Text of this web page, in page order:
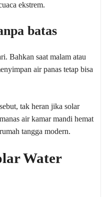
ekstrem.
batas
Bahkan saat malam atau
air panas tetap bisa
tak heran jika solar
air kamar mandi hemat
tangga modern.
Water